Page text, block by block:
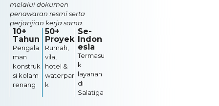
melalui dokumen
penawaran resmi serta
perjanjian kerja sama.
10+
Tahun
Pengala
man
konstruk
si kolam
renang
50+
Proyek
Rumah,
vila,
hotel &
waterpar
k
Se-
Indon
esia
Termasu
k
layanan
di
Salatiga